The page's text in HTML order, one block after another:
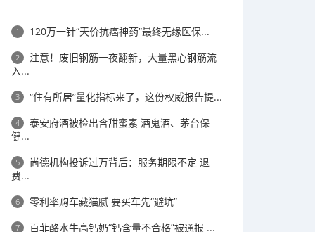
1 120万一针“天价抗癌神药”最终无缘医保...
2
注意！废旧钢筋一夜翻新，大量黑心钢筋流
入...
3 “住有所居”量化指标来了，这份权威报告提...
4
泰安府酒被检出含甜蜜素 酒鬼酒、茅台保
健...
5
尚德机构投诉过万背后：服务期限不定 退
费...
6 零利率购车藏猫腻 要买车先“避坑”
7 百菲酪水牛高钙奶“钙含量不合格”被通报 ...